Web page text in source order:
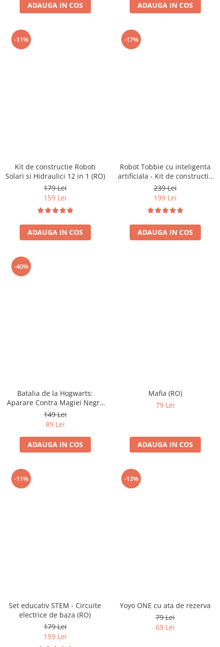
ADAUGA IN COS ADAUGA IN COS
-11%
Kit de constructie Roboti
Solari si Hidraulici 12 in 1 (RO)
179 Lei
159 Lei
ADAUGA IN COS
-17%
Robot Tobbie cu inteligenta
artificiala - Kit de constructie
(RO)
239 Lei
199 Lei
ADAUGA IN COS
-40%
Batalia de la Hogwarts:
Aparare Contra Magiei Negre
(RO)
149 Lei
89 Lei
ADAUGA IN COS
Mafia (RO)
79 Lei
ADAUGA IN COS
-11%
Set educativ STEM - Circuite
electrice de baza (RO)
179 Lei
159 Lei
-13%
Yoyo ONE cu ata de rezerva
79 Lei
69 Lei